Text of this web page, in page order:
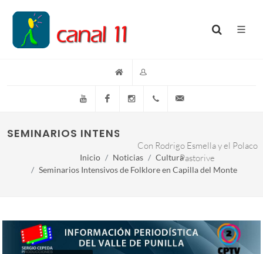
YouTube FacebookInstagram(+54)(9)3548-576073
SEMINARIOS INTENSIVOS DE FOLKLORE EN
Con Rodrigo Esmella y el Polaco
Pastorive
Inicio Noticias
Cultura
Seminarios Intensivos de Folklore en Capilla del Monte